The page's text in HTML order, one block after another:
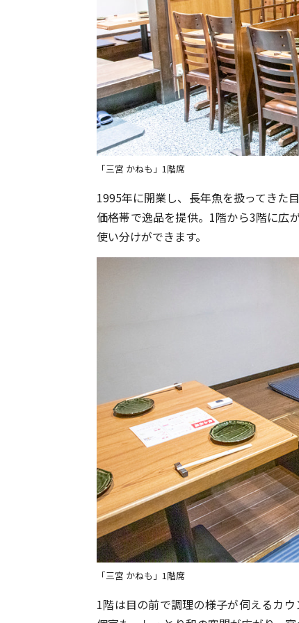
「三宮 かねも」1階席
1995年に開業し、長年魚を扱ってきた
価格帯で逸品を提供。1階から3階に広
使い分けができます。
「三宮 かねも」1階席
1階は目の前で調理の様子が伺えるカ